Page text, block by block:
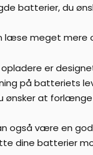
batterier, du
læse meget mere
opladere er
på batteriets
ønsker at
også være en
dine batterier